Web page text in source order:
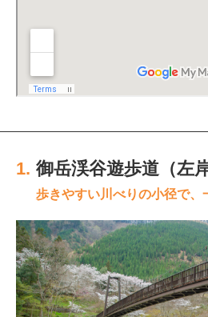
1. 御岳渓谷遊歩道（左
歩きやすい川べりの小径で、